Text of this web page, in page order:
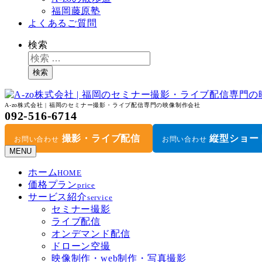
福岡藤原塾
よくあるご質問
検索
検索
A-zo株式会社 | 福岡のセミナー撮影・ライブ配信専門の映像制作会社
092-516-6714
お問い合わせ 撮影・ライブ配信 お問い合わせ 縦型ショー
MENU
ホームHOME
価格プランprice
サービス紹介service
セミナー撮影
ライブ配信
オンデマンド配信
ドローン空撮
映像制作・web制作・写真撮影